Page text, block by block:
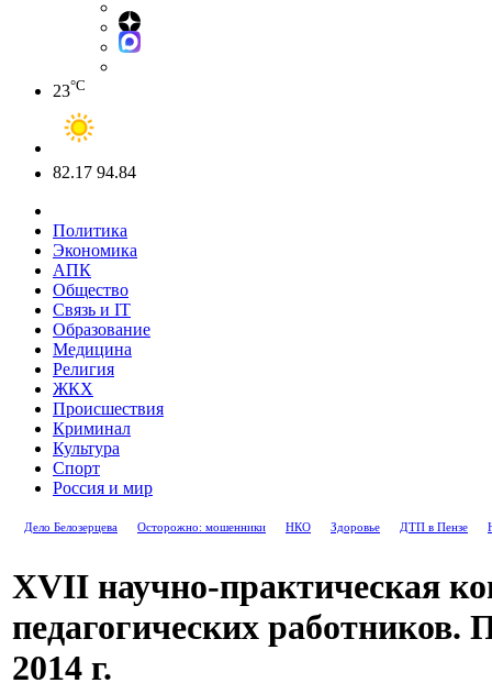
23°C
82.17 94.84
Политика
Экономика
АПК
Общество
Связь и IT
Образование
Медицина
Религия
ЖКХ
Происшествия
Криминал
Культура
Спорт
Россия и мир
Дело Белозерцева Осторожно: мошенники НКО Здоровье ДТП в Пензе
XVII научно-практическая
педагогических работников.
2014 г.